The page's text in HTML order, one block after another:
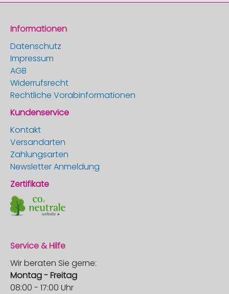
Informationen
Datenschutz
Impressum
AGB
Widerrufsrecht
Rechtliche Vorabinformationen
Kundenservice
Kontakt
Versandarten
Zahlungsarten
Newsletter Anmeldung
Zertifikate
Service & Hilfe
Wir beraten Sie gerne:
Montag - Freitag
08:00 - 17:00 Uhr